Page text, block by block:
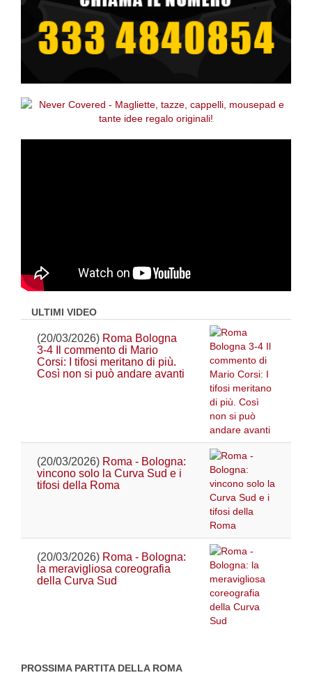
ULTIMI VIDEO
(20/03/2026) Roma Bologna
3-4 Il commento di Mario
Corsi: I tifosi meritano di più.
Così non si può andare avanti
(20/03/2026) Roma - Bologna:
vincono solo la Curva Sud e i
tifosi della Roma
(20/03/2026) Roma - Bologna:
la meravigliosa coreografia
della Curva Sud
PROSSIMA PARTITA DELLA ROMA